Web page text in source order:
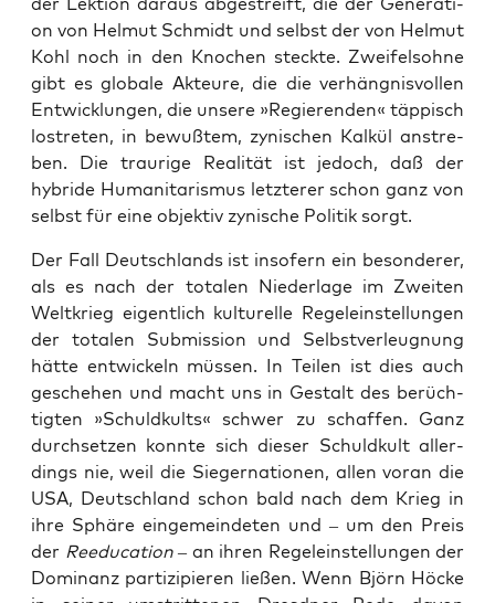
on von Hel­mut Schmidt und selbst der von Hel­mut
Kohl noch in den Kno­chen steck­te. Zwei­fels­oh­ne
gibt es glo­ba­le Akteu­re, die die ver­häng­nis­vol­len
Ent­wick­lun­gen, die unse­re »Regie­ren­den« täp­pisch
los­tre­ten, in bewuß­tem, zyni­schen Kal­kül anstre­
ben. Die trau­ri­ge Rea­li­tät ist jedoch, daß der
hybri­de Huma­ni­ta­ris­mus letz­te­rer schon ganz von
selbst für eine objek­tiv zyni­sche Poli­tik sorgt.
Der Fall Deutsch­lands ist inso­fern ein beson­de­rer,
als es nach der tota­len Nie­der­la­ge im Zwei­ten
Welt­krieg eigent­lich kul­tu­rel­le Regel­ein­stel­lun­gen
der tota­len Sub­mis­si­on und Selbst­ver­leug­nung
hät­te ent­wi­ckeln müs­sen. In Tei­len ist dies auch
gesche­hen und macht uns in Gestalt des berüch­
tig­ten »Schuld­kults« schwer zu schaf­fen. Ganz
durch­set­zen konn­te sich die­ser Schuld­kult aller­
dings nie, weil die Sie­ger­na­tio­nen, allen vor­an die
USA, Deutsch­land schon bald nach dem Krieg in
ihre Sphä­re ein­ge­mein­de­ten und – um den Preis
der Ree­du­ca­ti­on – an ihren Regel­ein­stel­lun­gen der
Domi­nanz par­ti­zi­pie­ren lie­ßen. Wenn Björn Höcke